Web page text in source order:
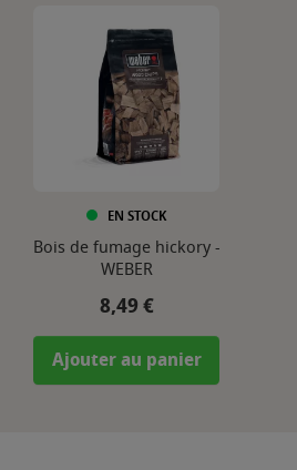
EN STOCK
Bois de fumage hickory -
WEBER
Prix
8,49 €
Ajouter au panier